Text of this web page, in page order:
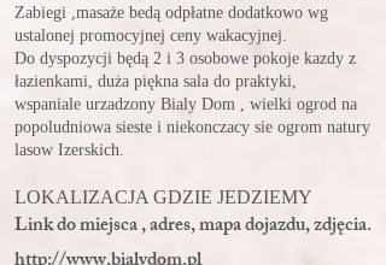
Zabiegi ,masaże bedą odpłatne dodatkowo wg
ustalonej promocyjnej ceny wakacyjnej.
Do dyspozycji będą 2 i 3 osobowe pokoje kazdy z
łazienkami, duża piękna sala do praktyki,
wspaniale urzadzony Bialy Dom , wielki ogrod na
popoludniowa sieste i niekonczacy sie ogrom natury
lasow Izerskich.
LOKALIZACJA GDZIE JEDZIEMY
Link do miejsca , adres, mapa dojazdu, zdjęcia.